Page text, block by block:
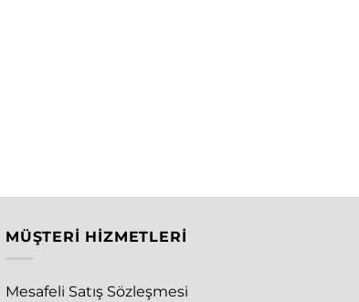
MÜŞTERI HIZMETLERI
Mesafeli Satış Sözleşmesi